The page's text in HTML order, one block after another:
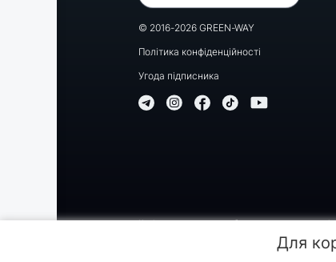
© 2016-2026 GREEN-WAY
Політика конфіденційності
Угода підписника
Копіювання, передрук або використання
Для